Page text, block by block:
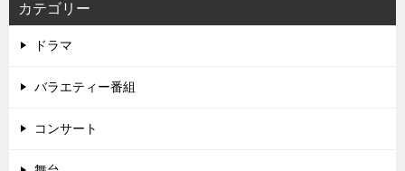
シ
ョ
カテゴリー
ドラマ
バラエティー番組
コンサート